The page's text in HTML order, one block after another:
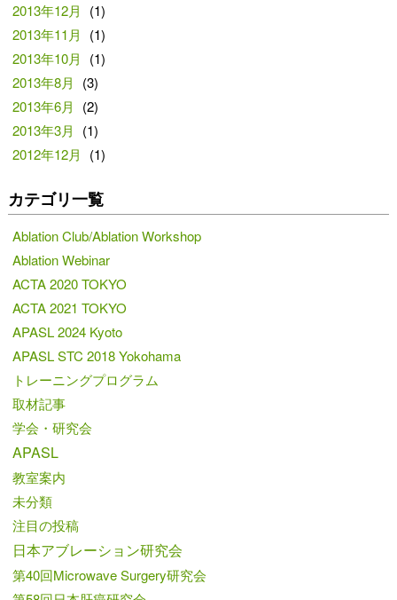
2013年12月
(1)
2013年11月
(1)
2013年10月
(1)
2013年8月
(3)
2013年6月
(2)
2013年3月
(1)
2012年12月
(1)
カテゴリ一覧
Ablation Club/Ablation Workshop
Ablation Webinar
ACTA 2020 TOKYO
ACTA 2021 TOKYO
APASL 2024 Kyoto
APASL STC 2018 Yokohama
トレーニングプログラム
取材記事
学会・研究会
APASL
教室案内
未分類
注目の投稿
日本アブレーション研究会
第40回Microwave Surgery研究会